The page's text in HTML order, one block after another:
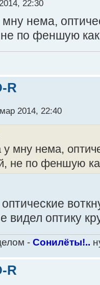
22:30
мну нема,
по феншую как
R
2014, 22:40
у мну нема,
не по феншую
видел оптику
- Сонилёты!..
R